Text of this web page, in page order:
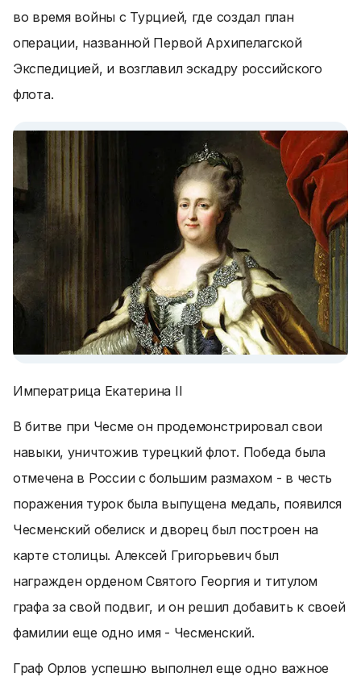
во время войны с Турцией, где создал план
операции, названной Первой Архипелагской
Экспедицией, и возглавил эскадру российского
флота.
Императрица Екатерина II
В битве при Чесме он продемонстрировал свои
навыки, уничтожив турецкий флот. Победа была
отмечена в России с большим размахом - в честь
поражения турок была выпущена медаль, появился
Чесменский обелиск и дворец был построен на
карте столицы. Алексей Григорьевич был
награжден орденом Святого Георгия и титулом
графа за свой подвиг, и он решил добавить к своей
фамилии еще одно имя - Чесменский.
Граф Орлов успешно выполнел еще одно важное